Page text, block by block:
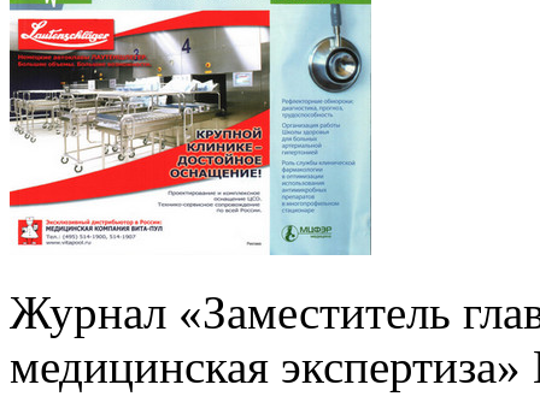
Журнал «Заместитель
медицинская